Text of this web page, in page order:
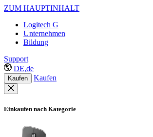
ZUM HAUPTINHALT
Logitech G
Unternehmen
Bildung
Support
DE,de
Kaufen Kaufen
Einkaufen nach Kategorie